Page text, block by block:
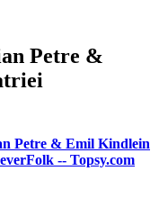
Petre &
Petre & Emil Kindlein
-- Topsy.com